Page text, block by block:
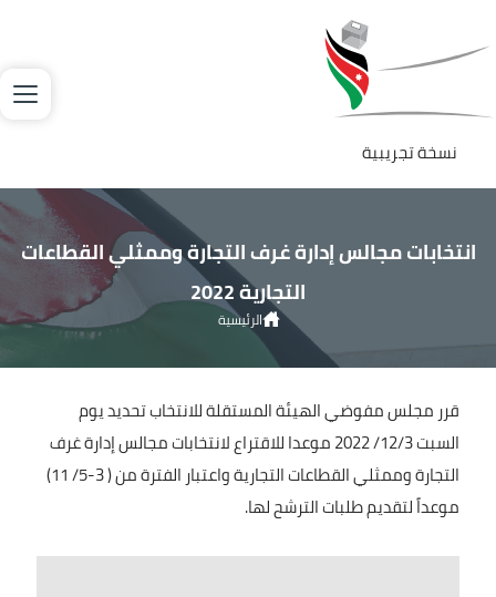
تجاوز إلى المحتوى الرئيسي
نسخة تجريبية
انتخابات مجالس إدارة غرف التجارة وممثلي القطاعات
التجارية 2022
الرئيسية
انتخابات مجالس إدارة غرف التجارة وممثلي القطاعات التجارية 2022
قرر مجلس مفوضي الهيئة المستقلة للانتخاب تحديد يوم
السبت 12/3/ 2022 موعدا للاقتراع لانتخابات مجالس إدارة غرف
التجارة وممثلي القطاعات التجارية واعتبار الفترة من ( 3-5/ 11)
موعداً لتقديم طلبات الترشح لها.